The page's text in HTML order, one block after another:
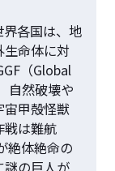
各国は、地
命体に対
（Global
自然破壊や
甲殻怪獣
戦は難航
絶体絶命の
謎の巨人が